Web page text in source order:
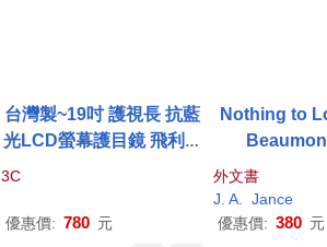
台灣製~19吋 護視長 抗藍
光LCD螢幕護目鏡 飛利浦
3C
優惠價: 780 元
Nothing to
外文書
J.A
Jance
優惠價: 380 元